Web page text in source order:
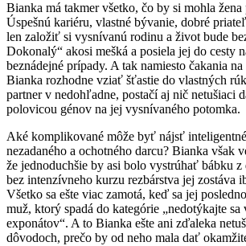
Bianka má takmer všetko, čo by si mohla
Úspešnú kariéru, vlastné bývanie, dobré
len založiť si vysnívanú rodinu a život bude
Dokonalý“ akosi mešká a posiela jej do cesty
beznádejné prípady. A tak namiesto čakania na
Bianka rozhodne vziať šťastie do vlastných
partner v nedohľadne, postačí aj nič netušiaci
polovicou génov na jej vysnívaného potomka.
Aké komplikované môže byť nájsť
nezadaného a ochotného darcu? Bianka však
že jednoduchšie by asi bolo vystrúhať bábku
bez intenzívneho kurzu rezbárstva jej zostáva
Všetko sa ešte viac zamotá, keď sa jej
muž, ktorý spadá do kategórie „nedotýkajte sa
exponátov“. A to Bianka ešte ani zďaleka
dôvodoch, prečo by od neho mala dať